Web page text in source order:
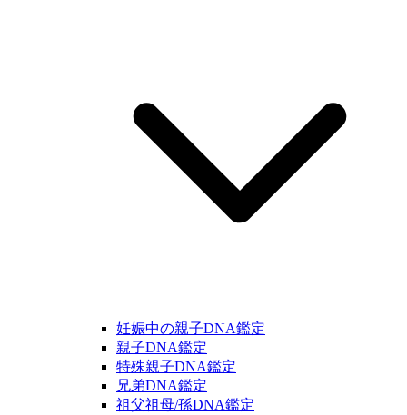
妊娠中の親子DNA鑑定
親子DNA鑑定
特殊親子DNA鑑定
兄弟DNA鑑定
祖父祖母/孫DNA鑑定